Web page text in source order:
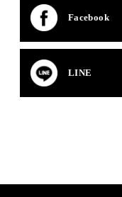
Facebook
LINE